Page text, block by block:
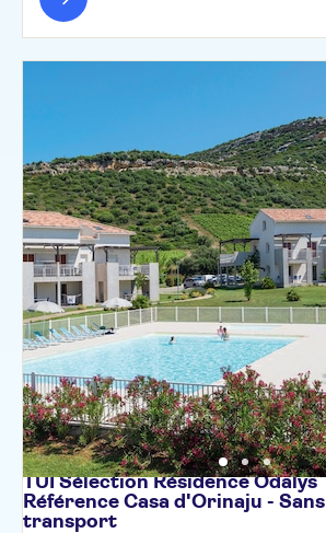
TUI Sélection Résidence Odalys
Référence Casa d'Orinaju - Sans
transport